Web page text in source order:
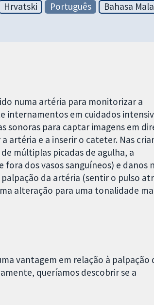
Hrvatski Português Bahasa
numa artéria para monitorizar a
internamentos em cuidados
sonoras para captar imagens em
artéria e a inserir o cateter. Nas
múltiplas picadas de agulha, a
dos vasos sanguíneos) e danos
da artéria (sentir o pulso
alteração para uma tonalidade
vantagem em relação à palpação
queríamos descobrir se a